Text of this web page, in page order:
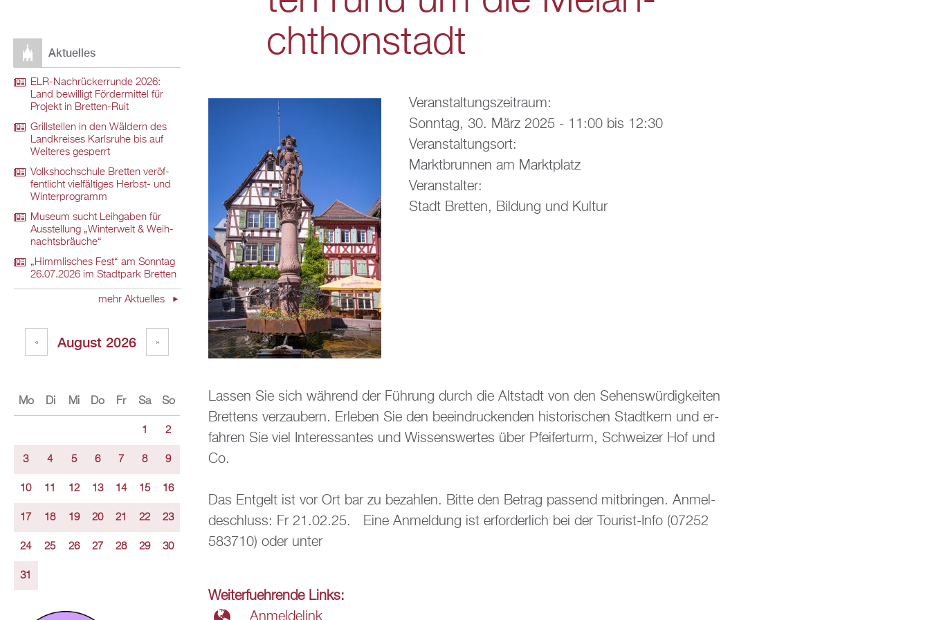
chthon­stadt
Ver­an­stal­tungs­zeit­raum:
Sonn­tag, 30. März 2025 - 11:00bis 12:30
Ver­an­stal­tungs­ort:
Markt­brun­nen am Markt­platz
Ver­an­stal­ter:
Stadt Brett­en, Bil­dung und Kul­tur
Las­sen Sie sich wäh­rend der Füh­rung durch die Alt­stadt von den Se­hens­wür­dig­kei­ten
Brettens ver­zau­bern. Er­le­ben Sie den be­ein­dru­cken­den his­to­ri­schen Stadt­kern und er­
fah­ren Sie viel In­ter­es­san­tes und Wis­sens­wer­tes über Pfei­fer­turm, Schwei­zer Hof und
Co.
Das Ent­gelt ist vor Ort bar zu be­zah­len. Bitte den Be­trag pas­send mit­brin­gen. An­mel­
de­schluss: Fr 21.02.25. Eine An­mel­dung ist er­for­der­lich bei der Tou­rist-Info (07252
583710) oder unter
Wei­ter­fueh­ren­de Links:
An­mel­de­link
Ak­tu­el­les
ELR-Nach­rü­ck­er­run­de 2026:
Land be­wil­ligt För­der­mit­tel für
Pro­jekt in Brett­en-Ruit
Grill­stel­len in den Wäl­dern des
Land­krei­ses Karls­ru­he bis auf
Wei­te­res ge­sperrt
Volks­hoch­schu­le Brett­en ver­öf­
fent­licht viel­fäl­ti­ges Herbst- und
Win­ter­pro­gramm
Mu­se­um sucht Leih­ga­ben für
Aus­stel­lung „Win­ter­welt & Weih­
nachts­bräu­che“
„Himm­li­sches Fest“ am Sonn­tag
26.07.2026 im Stadt­park Brett­en
mehr Ak­tu­el­les
Au­gust 2026
« »
Mo Di Mi Do Fr Sa So
1 2
3 4 5 6 7 8 9
10 11 12 13 14 15 16
17 18 19 20 21 22 23
24 25 26 27 28 29 30
31